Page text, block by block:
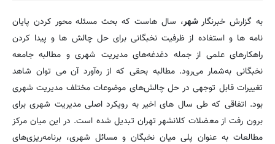
به گزارش خبرنگارشهر، سال هاست که بحث مسئله محور کردن پایان
نامه ها و استفاده از ظرفیت نخبگانی برای حل چالش ها و پیدا کردن
راهکارهای علمی از جمله دغدغه‌های مدیریت شهری و مطالبه جامعه
نخبگانی به‌شمار می‌رود. مطالبه بحقی که از ره‌آورد آن می توان شاهد
تغییرات قابل توجهی در حل چالش‌های موضوعات مختلف مدیریت شهری
بود. اتفاقی که طی سال های اخیر به رویکرد اصلی مدیریت شهری برای
برون رفت از معضلات کلانشهر تهران تبدیل شده است. در این میان مرکز
مطالعات به عنوان پلی میان نخبگان و مسائل شهری، برنامه‌ریزی‌های